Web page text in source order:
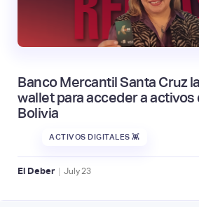
Banco Mercantil Santa Cruz
wallet para acceder a
Bolivia
ACTIVOS DIGITALES 👾
El Deber | July 23